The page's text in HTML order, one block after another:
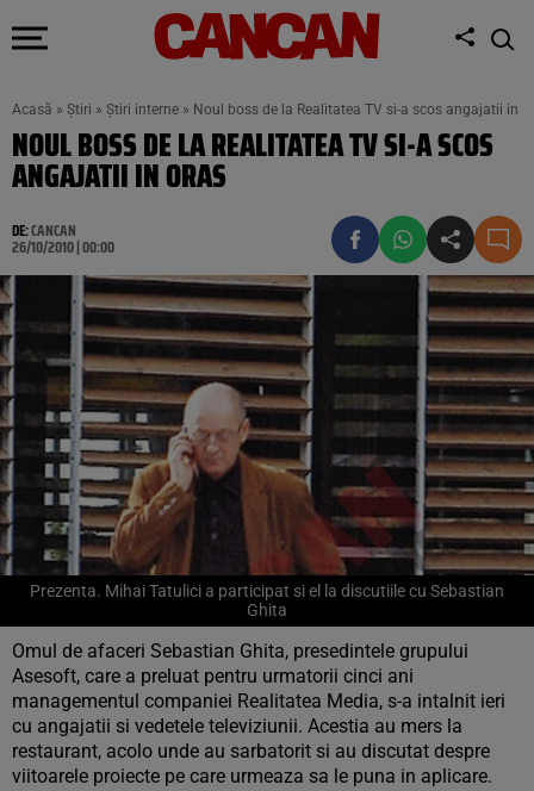
Acasă » Știri » Știri interne » Noul boss de la Realitatea TV si-a scos angajatii in
NOUL BOSS DE LA REALITATEA TV SI-A SCOS
ANGAJATII IN ORAS
DE:CANCAN
26/10/2010 | 00:00
Prezenta. Mihai Tatulici a participat si el la discutiile cu Sebastian
Ghita
Omul de afaceri Sebastian Ghita, presedintele grupului
Asesoft, care a preluat pentru urmatorii cinci ani
managementul companiei Realitatea Media, s-a intalnit ieri
cu angajatii si vedetele televiziunii. Acestia au mers la
restaurant, acolo unde au sarbatorit si au discutat despre
viitoarele proiecte pe care urmeaza sa le puna in aplicare.